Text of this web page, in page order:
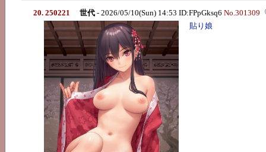
20. 250221 世代 - 2026/05/10(Sun) 14:53 ID:FPpGksq6 No.301309
貼り娘